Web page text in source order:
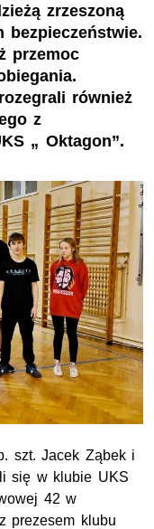
zrzeszoną
bezpieczeństwie.
przemoc
również
z
„ Oktagon”.
szt. Jacek Ząbek i
się w klubie UKS
42 w
prezesem klubu